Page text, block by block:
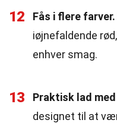
12 Fås i flere farver.
iøjnefaldende
enhver smag.
13 Praktisk lad
designet til at